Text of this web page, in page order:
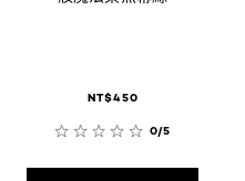
NT$450
0/5